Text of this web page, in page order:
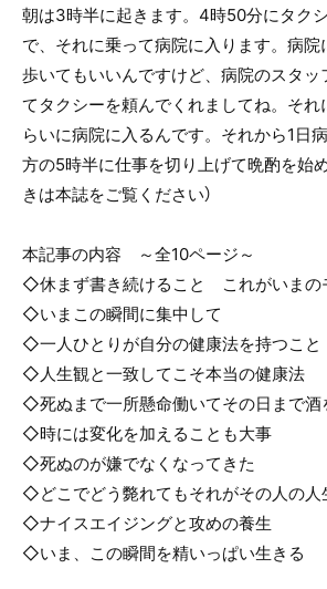
朝は3時半に起きます。4時50分にタク
で、それに乗って病院に入ります。病
歩いてもいいんですけど、病院のスタッ
てタクシーを頼んでくれましてね。それ
らいに病院に入るんです。それから1日
方の5時半に仕事を切り上げて晩酌を始
きは本誌をご覧ください）
本記事の内容 ～全10ページ～
◇休まず書き続けること これがいまの
◇いまこの瞬間に集中して
◇一人ひとりが自分の健康法を持つこと
◇人生観と一致してこそ本当の健康法
◇死ぬまで一所懸命働いてその日まで酒
◇時には変化を加えることも大事
◇死ぬのが嫌でなくなってきた
◇どこでどう斃れてもそれがその人の人
◇ナイスエイジングと攻めの養生
◇いま、この瞬間を精いっぱい生きる